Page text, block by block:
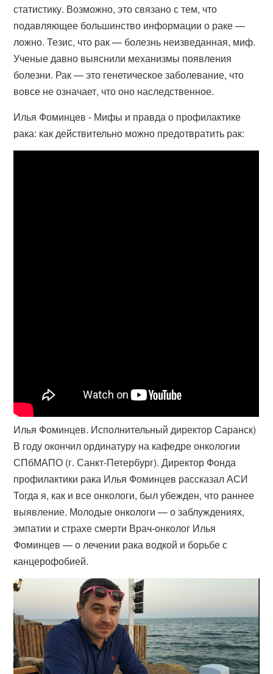
статистику. Возможно, это связано с тем, что
подавляющее большинство информации о раке —
ложно. Тезис, что рак — болезнь неизведанная, миф.
Ученые давно выяснили механизмы появления
болезни. Рак — это генетическое заболевание, что
вовсе не означает, что оно наследственное.
Илья Фоминцев - Мифы и правда о профилактике
рака: как действительно можно предотвратить рак:
Илья Фоминцев. Исполнительный директор Саранск)
В году окончил ординатуру на кафедре онкологии
СПбМАПО (г. Санкт-Петербург). Директор Фонда
профилактики рака Илья Фоминцев рассказал АСИ
Тогда я, как и все онкологи, был убежден, что раннее
выявление. Молодые онкологи — о заблуждениях,
эмпатии и страхе смерти Врач-​онколог Илья
Фоминцев — о лечении рака водкой и борьбе с
канцерофобией.